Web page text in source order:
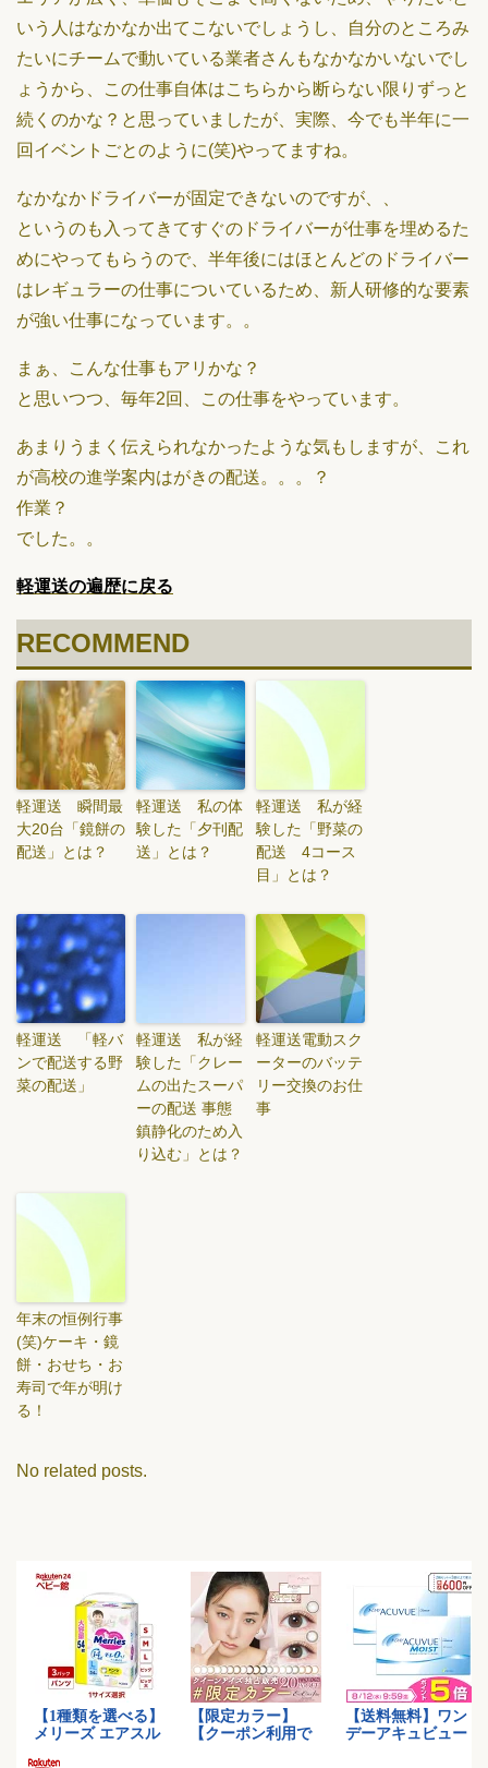
いう人はなかなか出てこないでしょうし、自分のところみ
たいにチームで動いている業者さんもなかなかいないでし
ょうから、この仕事自体はこちらから断らない限りずっと
続くのかな？と思っていましたが、実際、今でも半年に一
回イベントごとのように(笑)やってますね。
なかなかドライバーが固定できないのですが、、
というのも入ってきてすぐのドライバーが仕事を埋めるた
めにやってもらうので、半年後にはほとんどのドライバー
はレギュラーの仕事についているため、新人研修的な要素
が強い仕事になっています。。
まぁ、こんな仕事もアリかな？
と思いつつ、毎年2回、この仕事をやっています。
あまりうまく伝えられなかったような気もしますが、これ
が高校の進学案内はがきの配送。。。？
作業？
でした。。
軽運送の遍歴に戻る
RECOMMEND
軽運送 瞬間最
大20台「鏡餅の
配送」とは？
軽運送 私の体
験した「夕刊配
送」とは？
軽運送 私が経
験した「野菜の
配送 4コース
目」とは？
軽運送 「軽バ
ンで配送する野
菜の配送」
軽運送 私が経
験した「クレー
ムの出たスーパ
ーの配送 事態
鎮静化のため入
り込む」とは？
軽運送電動スク
ーターのバッテ
リー交換のお仕
事
年末の恒例行事
(笑)ケーキ・鏡
餅・おせち・お
寿司で年が明け
る！
No related posts.